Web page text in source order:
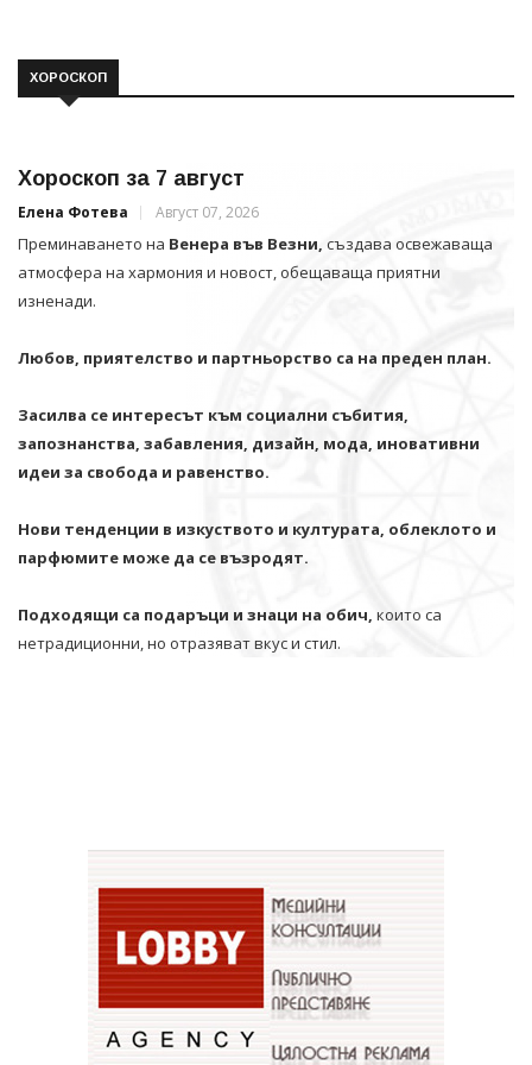
ХОРОСКОП
Хороскоп за 7 август
Елена Фотева Август 07, 2026
Преминаването на Венера във Везни, създава освежаваща
атмосфера на хармония и новост, обещаваща приятни
изненади.
Любов, приятелство и партньорство са на преден план.
Засилва се интересът към социални събития,
запознанства, забавления, дизайн, мода, иновативни
идеи за свобода и равенство.
Нови тенденции в изкуството и културата, облеклото и
парфюмите може да се възродят.
Подходящи са подаръци и знаци на обич, които са
нетрадиционни, но отразяват вкус и стил.